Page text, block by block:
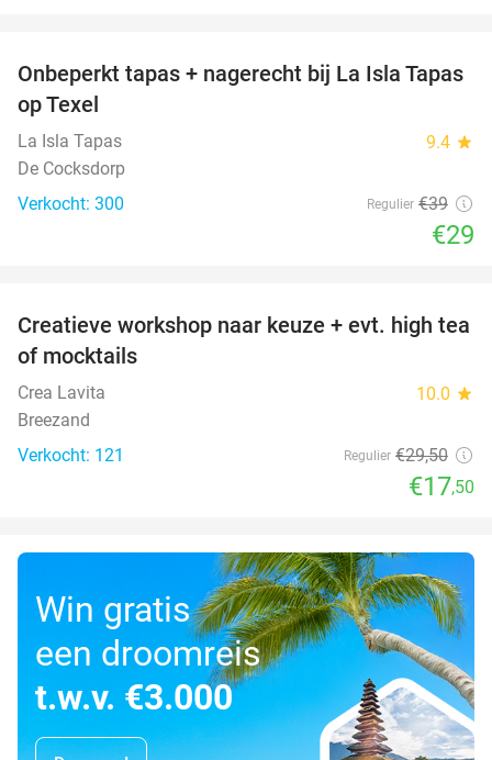
26%
Onbeperkt tapas + nagerecht bij La Isla Tapas
op Texel
La Isla Tapas 9.4 star
De Cocksdorp
Verkocht: 300
Regulier €39
€29
41%
Creatieve workshop naar keuze + evt. high tea
of mocktails
Crea Lavita 10.0 star
Breezand
Verkocht: 121
Regulier €29,50
€17,50
Win gratis
een droomreis
t.w.v. €3.000